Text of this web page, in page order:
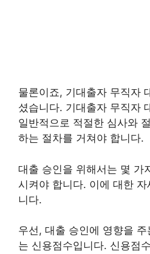
물론이죠, 기대출자 무직자
셨습니다. 기대출자 무직자
일반적으로 적절한 심사와
하는 절차를 거쳐야 합니다.
대출 승인을 위해서는 몇 가
시켜야 합니다. 이에 대한
니다.
우선, 대출 승인에 영향을
는 신용점수입니다. 신용점